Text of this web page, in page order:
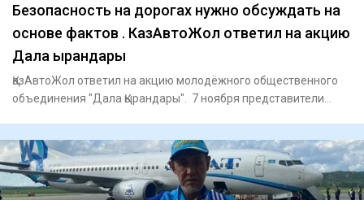
Безопасность на дорогах нужно обсуждать на
основе фактов . КазАвтоЖол ответил на акцию
Дала Қырандары
ҚазАвтоЖол ответил на акцию молодёжного общественного
объединения "Дала Қырандары". 7 ноября представители